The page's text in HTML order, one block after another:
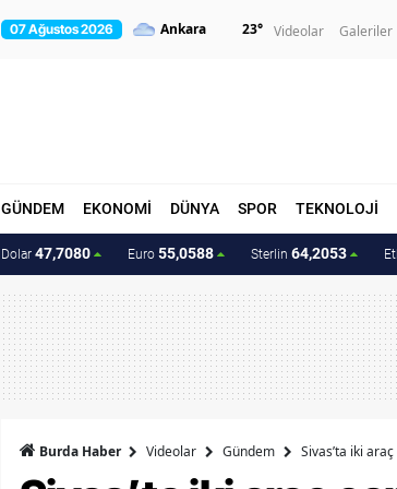
07 Ağustos 2026 23° Videolar Galeriler
GÜNDEM EKONOMİ DÜNYA SPOR TEKNOLOJİ
Dolar 47,7080 Euro 55,0588 Sterlin 64,2053
Burda Haber Videolar Gündem Sivas’ta iki araç